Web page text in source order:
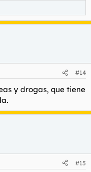
#14
y drogas, que tiene
#15